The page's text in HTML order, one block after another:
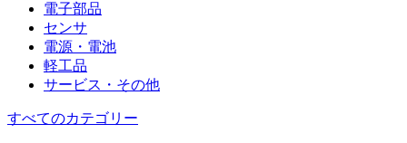
電子部品
センサ
電源・電池
軽工品
サービス・その他
すべてのカテゴリー